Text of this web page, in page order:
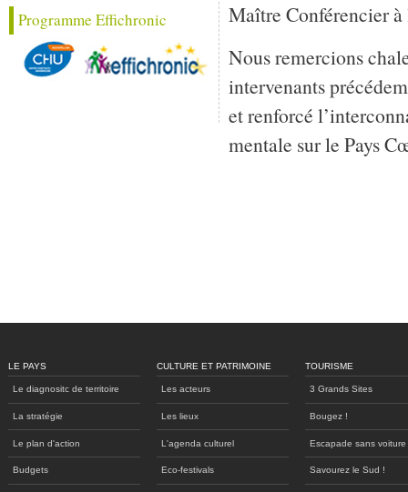
Programme Effichronic
Maître Conférencier
Nous remercions
intervenants
et renforcé
mentale sur le Pays
LE PAYS
Le diagnositc de territoire
La stratégie
Le plan d'action
Budgets
CULTURE ET PATRIMOINE
Les acteurs
Les lieux
L'agenda culturel
Eco-festivals
TOURISME
3 Grands Sites
Bougez !
Escapade sans voiture
Savourez le Sud !